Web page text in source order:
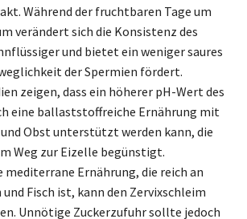
Während der fruchtbaren Tage um
verändert sich die Konsistenz des
und bietet ein weniger saures
der Spermien fördert.
zeigen, dass ein höherer pH-Wert des
eine ballaststoffreiche Ernährung mit
Obst unterstützt werden kann, die
Weg zur Eizelle begünstigt.
mediterrane Ernährung, die reich an
Fisch ist, kann den Zervixschleim
Unnötige Zuckerzufuhr sollte jedoch